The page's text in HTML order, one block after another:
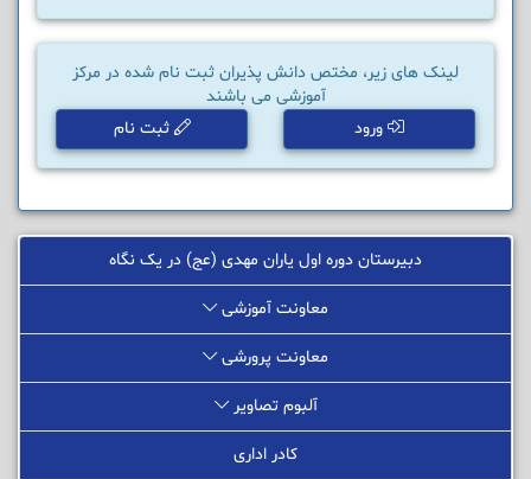
لینک های زیر، مختص دانش پذیران ثبت نام شده در مرکز
آموزشی می باشند
ورود
ثبت نام
دبیرستان دوره اول یاران مهدی (عج) در یک نگاه
معاونت آموزشی
معاونت پرورشی
آلبوم تصاویر
کادر اداری